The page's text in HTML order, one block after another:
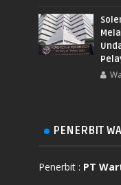
PENERBIT
Penerbit : PT